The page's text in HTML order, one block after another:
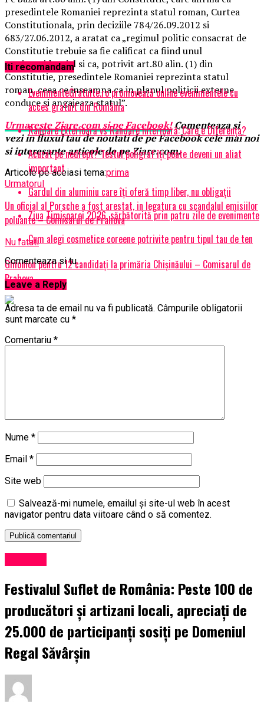
presedintele Romaniei reprezinta statul roman, Curtea
Constitutionala, prin deciziile 784/26.09.2012 si
683/27.06.2012, a aratat ca „regimul politic consacrat de
Constitutie trebuie sa fie calificat ca fiind unul
semiprezidential si ca, potrivit art.80 alin. (1) din
Constitutie, presedintele Romaniei reprezinta statul
roman, ceea ce inseamna ca in planul politicii externe
conduce si angajeaza statul”.
UrmaresteZiare.comsi pe Facebook!Comenteaza si
vezi in fluxul tau de noutati de pe Facebook cele mai noi
si interesante articole de pe Ziare.com.
Articole pe aceiasi tema:prima
Urmatorul
Un oficial al Porsche a fost arestat, in legatura cu scandalul emisiilor
poluante – Comisarul de Prahova
Nu ratati
Ghionion pentru 12 candidaţi la primăria Chişinăului – Comisarul de
Prahova
Iti recomandam
EvenimenteGratuite.ro promovează online evenimentele cu
acces gratuit din România
Randare Exterioară vs Randare Interioară: Care e Diferența?
Acuzat pe nedrept? Testul poligraf îţi poate deveni un aliat
important
Gardul din aluminiu care îți oferă timp liber, nu obligații
Ziua Timișoarei 2026, sărbătorită prin patru zile de evenimente
Cum alegi cosmetice coreene potrivite pentru tipul tau de ten
Comenteaza si tu
Leave a Reply
Adresa ta de email nu va fi publicată. Câmpurile obligatorii
sunt marcate cu *
Comentariu *
Nume *
Email *
Site web
Salvează-mi numele, emailul și site-ul web în acest
navigator pentru data viitoare când o să comentez.
Festivalul Suflet de România: Peste 100 de
producători și artizani locali, apreciați de
25.000 de participanți sosiți pe Domeniul
Regal Săvârșin